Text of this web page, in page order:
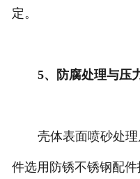
定。
5、防腐处理与压
壳体表面喷砂处
件选用防锈不锈钢配